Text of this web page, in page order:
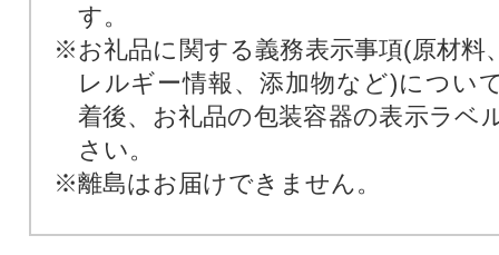
す。
※お礼品に関する義務表示事項(原材料
レルギー情報、添加物など)につい
着後、お礼品の包装容器の表示ラベ
さい。
※離島はお届けできません。